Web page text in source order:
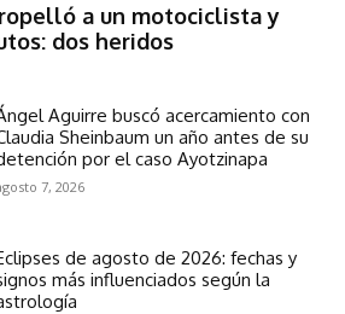
a un motociclista y
dos heridos
Aguirre buscó acercamiento con
Sheinbaum un año antes de su
por el caso Ayotzinapa
7, 2026
de agosto de 2026: fechas y
más influenciados según la